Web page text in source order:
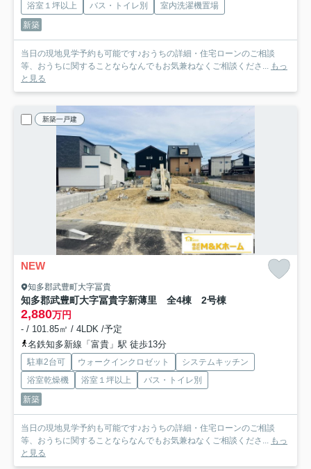
浴室１坪以上
バス・トイレ別
室内洗濯機置場
新築
当日の現地見学予約も可能です♪おうちの詳細・住宅ローンのご相談
等、おうちに関することならなんでもお気兼ねなくご相談くださ... もっ
と見る
新築一戸建
NEW
知多郡武豊町大字冨貴
知多郡武豊町大字冨貴字新薄里 全4棟 2号棟
2,880万円
- / 101.85㎡ / 4LDK /予定
名鉄知多新線「富貴」駅 徒歩13分
駐車2台可 ウォークインクロゼット
システムキッチン
浴室乾燥機
浴室１坪以上
バス・トイレ別
新築
当日の現地見学予約も可能です♪おうちの詳細・住宅ローンのご相談
等、おうちに関することならなんでもお気兼ねなくご相談くださ... もっ
と見る